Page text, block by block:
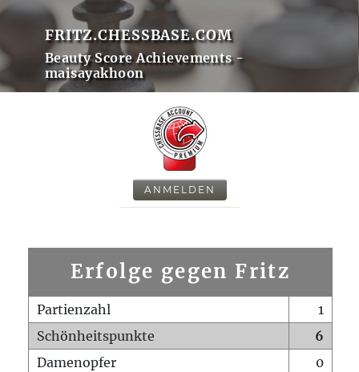
FRITZ.CHESSBASE.COM
Beauty Score Achievements -
maisayakhoon
ANMELDEN
Erfolge gegen Fritz
Partienzahl
1
Schönheitspunkte
6
Damenopfer
0